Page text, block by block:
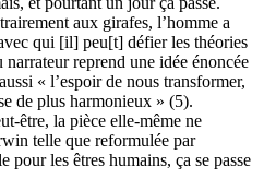
aux girafes, l’homme a
qui [il] peu[t] défier les théories
reprend une idée énoncée
« l’espoir de nous transformer,
de plus harmonieux » (5).
être, la pièce elle-même ne
telle que reformulée par
pour les êtres humains, ça se passe